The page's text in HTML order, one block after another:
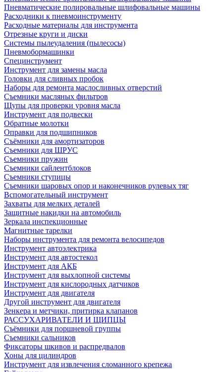
Пневматические полировальные шлифовальные машины
Расходники к пневмоинструменту
Расходные материалы для инструмента
Отрезные круги и диски
Системы пылеудаления (пылесосы)
Пневмобормашинки
Специнструмент
Инструмент для замены масла
Головки для сливных пробок
Наборы для ремонта маслосливных отверстий
Съемники масляных фильтров
Щупы для проверки уровня масла
Инструмент для подвески
Обратные молотки
Оправки для подшипников
Съёмники для амортизаторов
Съемники для ШРУС
Съемники пружин
Съемники сайлентблоков
Съемники ступицы
Съемники шаровых опор и наконечников рулевых тяг
Вспомогательный инструмент
Захваты для мелких деталей
Защитные накидки на автомобиль
Зеркала инспекционные
Магнитные тарелки
Наборы инструмента для ремонта велосипедов
Инструмент автоэлектрика
Инструмент для автостекол
Инструмент для АКБ
Инструмент для выхлопной системы
Инструмент для кислородных датчиков
Инструмент для двигателя
Другой инструмент для двигателя
Зенкера и метчики, притирка клапанов
РАССУХАРИВАТЕЛИ И ЩИПЦЫ
Съёмники для поршневой группы
Съемники сальников
Фиксаторы шкивов и распредвалов
Хоны для цилиндров
Инструмент для извлечения сломанного крепежа